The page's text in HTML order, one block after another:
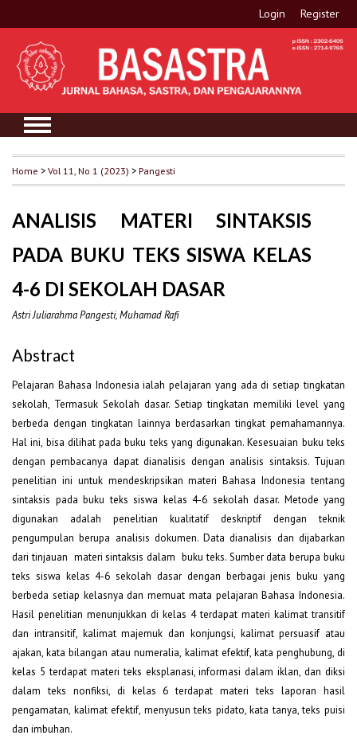
Login Register
Home >Vol 11, No 1 (2023) >Pangesti
ANALISIS MATERI SINTAKSIS
PADA BUKU TEKS SISWA KELAS
4-6 DI SEKOLAH DASAR
Astri Juliarahma Pangesti, Muhamad Rafi
Abstract
Pelajaran Bahasa Indonesia ialah pelajaran yang ada di setiap tingkatan
sekolah, Termasuk Sekolah dasar. Setiap tingkatan memiliki level yang
berbeda dengan tingkatan lainnya berdasarkan tingkat pemahamannya.
Hal ini, bisa dilihat pada buku teks yang digunakan. Kesesuaian buku teks
dengan pembacanya dapat dianalisis dengan analisis sintaksis. Tujuan
penelitian ini untuk mendeskripsikan materi Bahasa Indonesia tentang
sintaksis pada buku teks siswa kelas 4-6 sekolah dasar. Metode yang
digunakan adalah penelitian kualitatif deskriptif dengan teknik
pengumpulan berupa analisis dokumen. Data dianalisis dan dijabarkan
dari tinjauan materi sintaksis dalam buku teks. Sumber data berupa buku
teks siswa kelas 4-6 sekolah dasar dengan berbagai jenis buku yang
berbeda setiap kelasnya dan memuat mata pelajaran Bahasa Indonesia.
Hasil penelitian menunjukkan di kelas 4 terdapat materi kalimat transitif
dan intransitif, kalimat majemuk dan konjungsi, kalimat persuasif atau
ajakan, kata bilangan atau numeralia, kalimat efektif, kata penghubung, di
kelas 5 terdapat materi teks eksplanasi, informasi dalam iklan, dan diksi
dalam teks nonfiksi, di kelas 6 terdapat materi teks laporan hasil
pengamatan, kalimat efektif, menyusun teks pidato, kata tanya, teks puisi
dan imbuhan.